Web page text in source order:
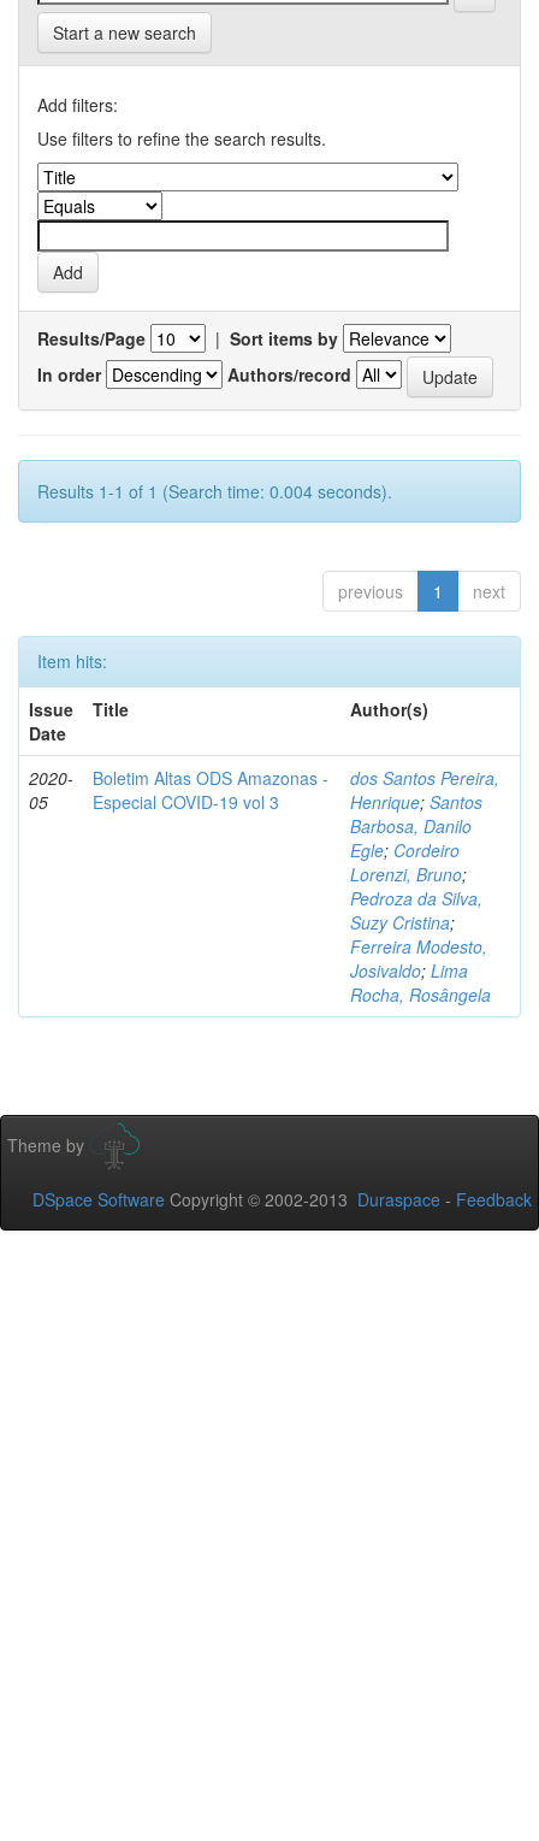
Start a new search
Add filters:
Use filters to refine the search results.
Results/Page | Sort items by
In order
Authors/record
Results 1-1 of 1 (Search time: 0.004 seconds).
previous 1 next
Item hits:
Issue
Date
Title Author(s)
2020-
05
Boletim Altas ODS Amazonas -
Especial COVID-19 vol 3
dos Santos Pereira,
Henrique; Santos
Barbosa, Danilo
Egle; Cordeiro
Lorenzi, Bruno;
Pedroza da Silva,
Suzy Cristina;
Ferreira Modesto,
Josivaldo; Lima
Rocha, Rosângela
Theme by
DSpace Software Copyright © 2002-2013 Duraspace - Feedback